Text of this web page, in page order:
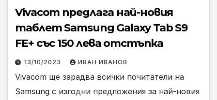
Vivacom предлага най-новия
таблет Samsung Galaxy Tab S9
FE+ със 150 лева отстъпка
13/10/2023 ИВАН ИВАНОВ
Vivacom ще зарадва всички почитатели на
Samsung с изгодни предложения за най-новия